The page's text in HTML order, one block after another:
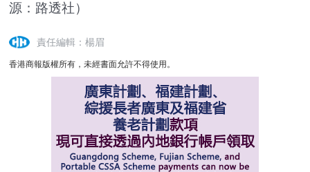
源：路透社）
責任編輯：楊眉
香港商報版權所有，未經書面允許不得使用。